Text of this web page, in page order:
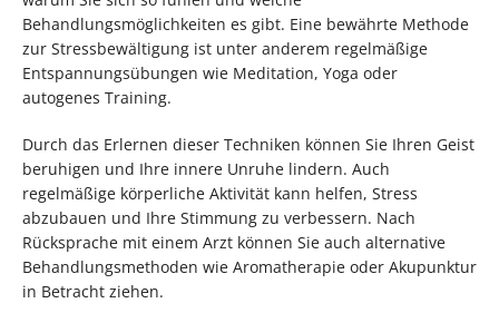
Behandlungsmöglichkeiten es gibt. Eine bewährte Methode
zur Stressbewältigung ist unter anderem regelmäßige
Entspannungsübungen wie Meditation, Yoga oder
autogenes Training.
Durch das Erlernen dieser Techniken können Sie Ihren Geist
beruhigen und Ihre innere Unruhe lindern. Auch
regelmäßige körperliche Aktivität kann helfen, Stress
abzubauen und Ihre Stimmung zu verbessern. Nach
Rücksprache mit einem Arzt können Sie auch alternative
Behandlungsmethoden wie Aromatherapie oder Akupunktur
in Betracht ziehen.